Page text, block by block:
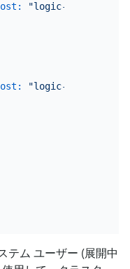
"logic-host-2"
"logic-host-3"
テム ユーザー (展開中